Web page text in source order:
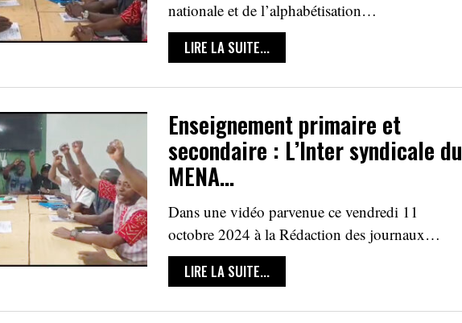
nationale et de l’alphabétisation…
LIRE LA SUITE...
Enseignement primaire et
secondaire : L’Inter syndicale du
MENA…
Dans une vidéo parvenue ce vendredi 11
octobre 2024 à la Rédaction des journaux…
LIRE LA SUITE...